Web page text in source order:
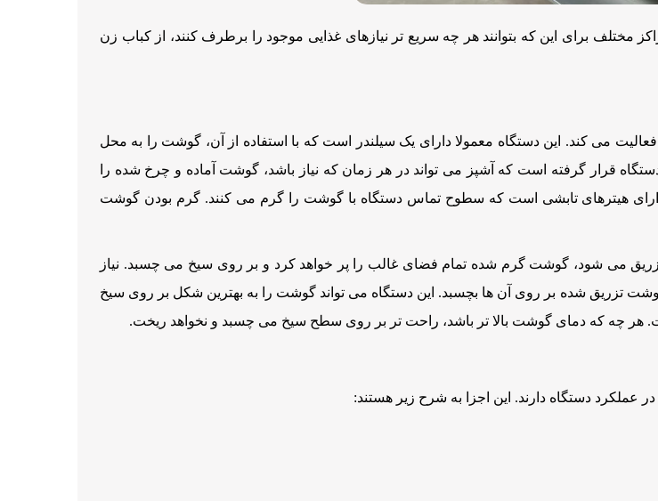
مختلف برای این که بتوانند هر چه سریع تر نیازهای غذایی موجود را برطرف کنند، از کباب زن
می کند. این دستگاه معمولا دارای یک سیلندر است که با استفاده از آن، گوشت را به محل
قرار گرفته است که آشپز می تواند در هر زمان که نیاز باشد، گوشت آماده و چرخ شده را
هیترهای تابشی است که سطوح تماس دستگاه با گوشت را گرم می کنند. گرم بودن گوشت
می شود، گوشت گرم شده تمام فضای غالب را پر خواهد کرد و بر روی سیخ می چسبد. نیاز
تزریق شده بر روی آن ها بچسبد. این دستگاه می تواند گوشت را به بهترین شکل بر روی سیخ
هر چه که دمای گوشت بالا تر باشد، راحت تر بر روی سطح سیخ می چسبد و نخواهد ریخت.
دستگاه دارند. این اجزا به شرح زیر هستند: